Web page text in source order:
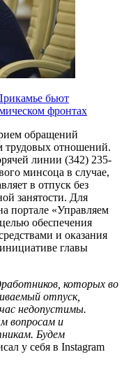
бьют
фронтах
обращений
трудовых отношений.
линии (342) 235-
минсоца в случае,
в отпуск без
занятости. Для
портале «Управляем
обеспечения
и оказания
главы
которых во
отпуск,
недопустимы.
вопросам и
Будем
у себя в Instagram